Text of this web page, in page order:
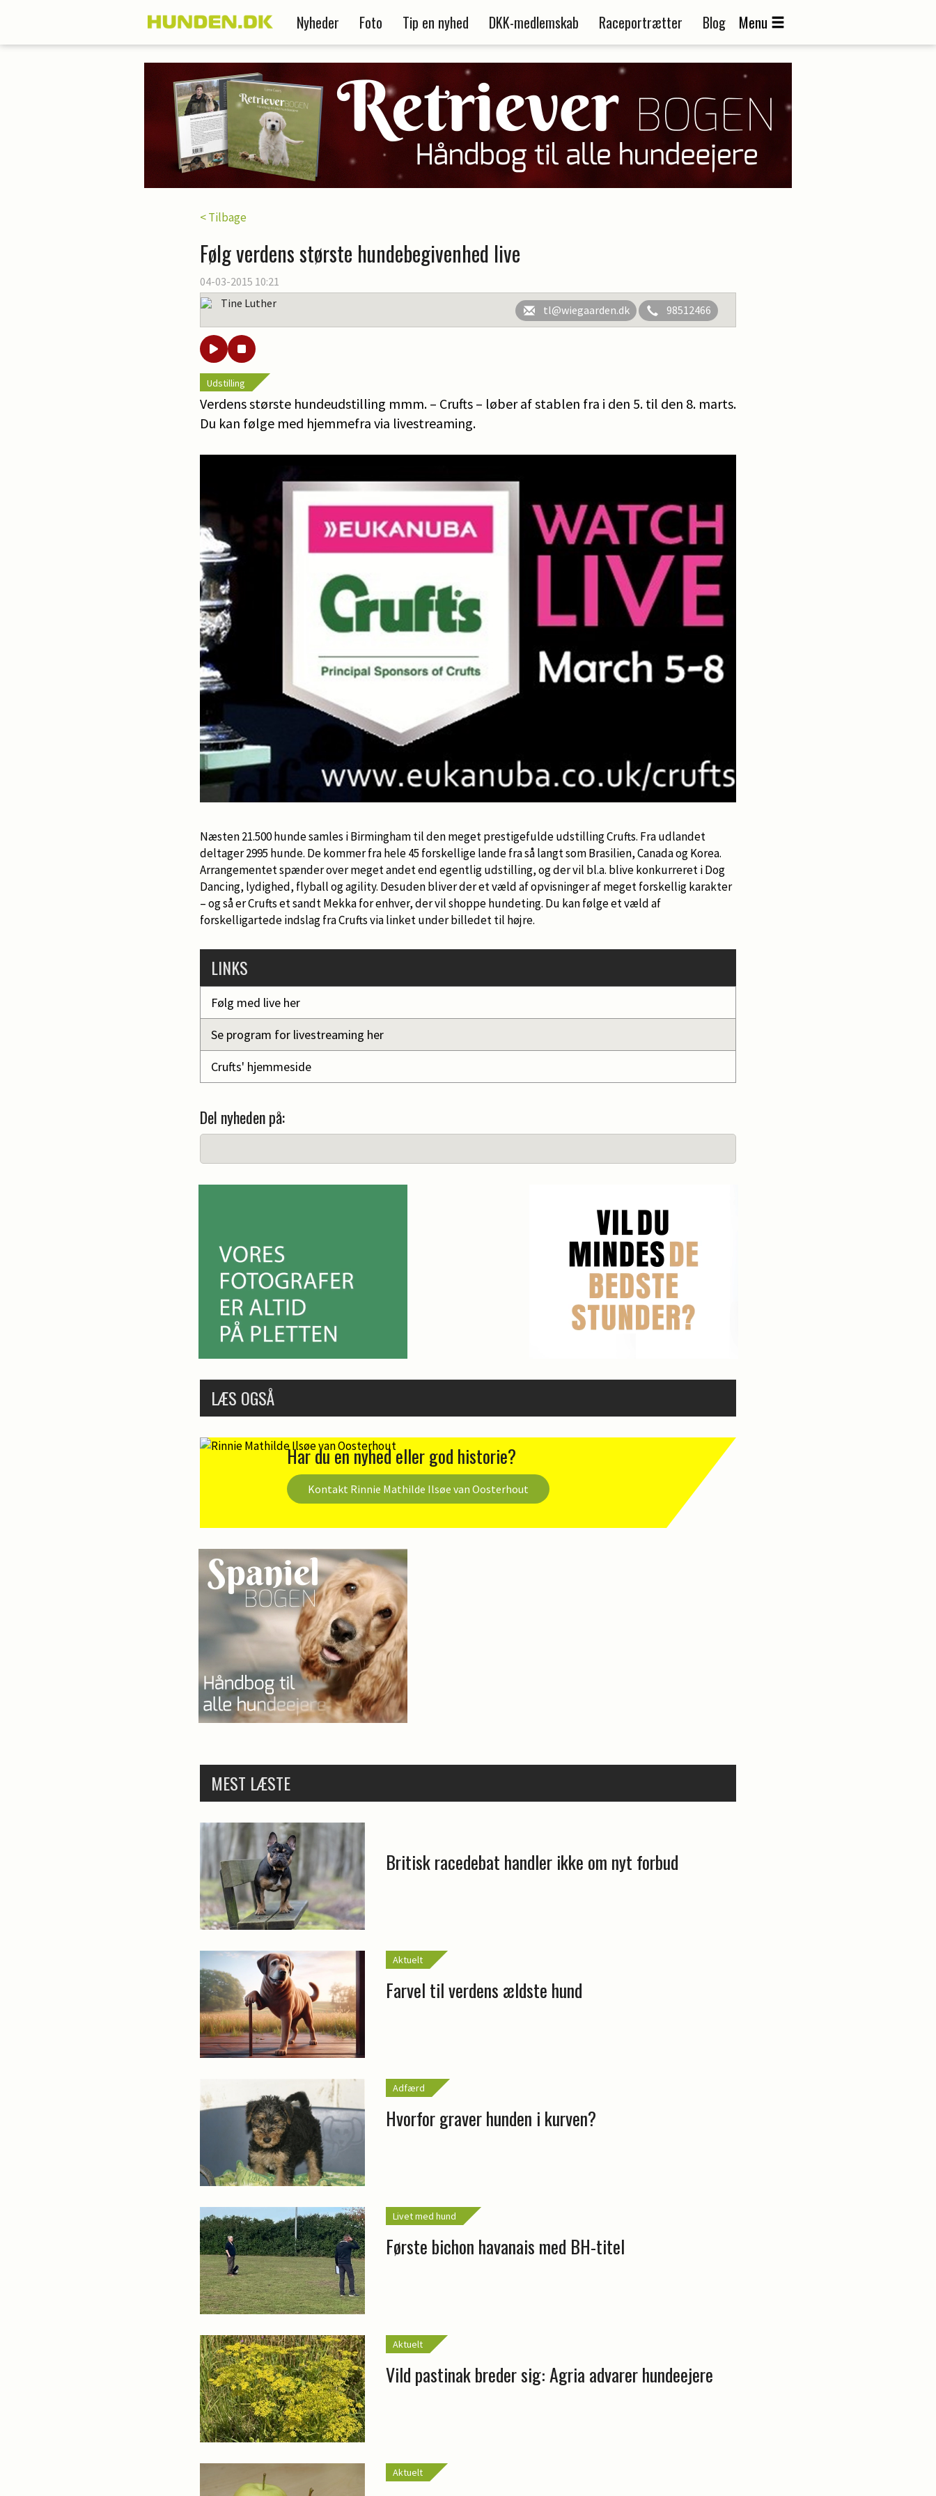
Nyheder Foto Tip en nyhed DKK-medlemskab Raceportrætter Blog Menu
< Tilbage
Følg verdens største hundebegivenhed live
04-03-2015 10:21
Tine Luther
tl@wiegaarden.dk 98512466
Udstilling
Verdens største hundeudstilling mmm. – Crufts – løber af stablen fra i den 5. til den 8. marts.
Du kan følge med hjemmefra via livestreaming.
Næsten 21.500 hunde samles i Birmingham til den meget prestigefulde udstilling Crufts. Fra udlandet
deltager 2995 hunde. De kommer fra hele 45 forskellige lande fra så langt som Brasilien, Canada og Korea.
Arrangementet spænder over meget andet end egentlig udstilling, og der vil bl.a. blive konkurreret i Dog
Dancing, lydighed, flyball og agility. Desuden bliver der et væld af opvisninger af meget forskellig karakter
– og så er Crufts et sandt Mekka for enhver, der vil shoppe hundeting. Du kan følge et væld af
forskelligartede indslag fra Crufts via linket under billedet til højre.
LINKS
Følg med live her
Se program for livestreaming her
Crufts' hjemmeside
Del nyheden på:
LÆS OGSÅ
Har du en nyhed eller god historie?
Kontakt Rinnie Mathilde Ilsøe van Oosterhout
MEST LÆSTE
Britisk racedebat handler ikke om nyt forbud
Aktuelt
Farvel til verdens ældste hund
Adfærd
Hvorfor graver hunden i kurven?
Livet med hund
Første bichon havanais med BH-titel
Aktuelt
Vild pastinak breder sig: Agria advarer hundeejere
Aktuelt